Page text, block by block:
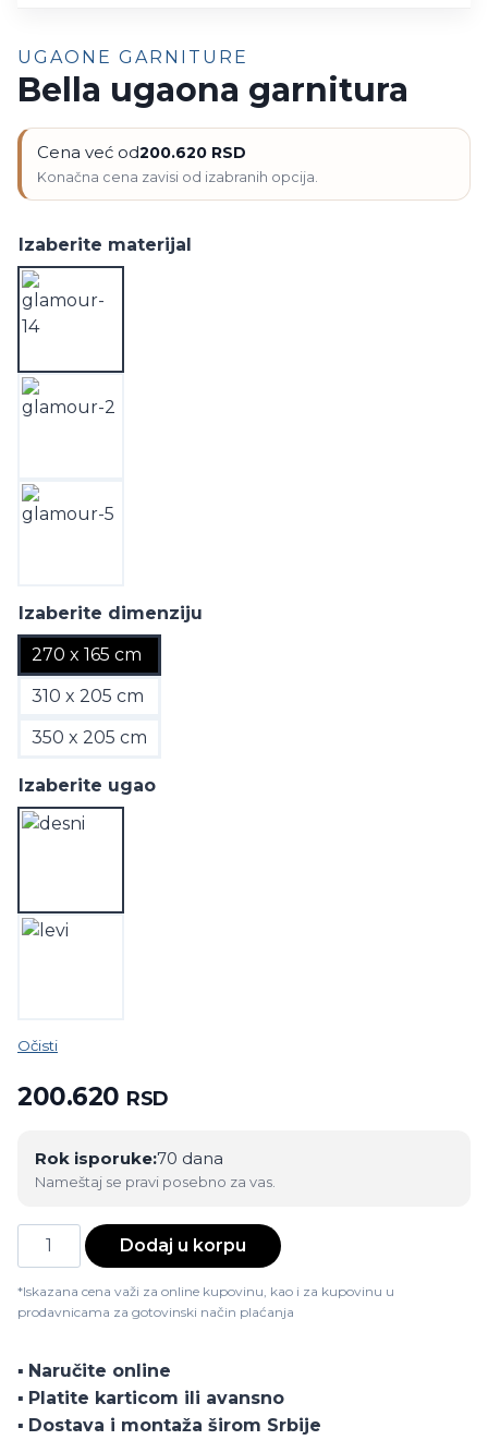
UGAONE GARNITURE
Bella ugaona garnitura
Cena već od200.620 RSD
Izaberite materijal
Izaberite dimenziju
270 x 165 cm
310 x 205 cm
350 x 205 cm
Izaberite ugao
Očisti
200.620 RSD
Rok isporuke:70 dana
Nameštaj se pravi posebno za vas.
Bella
ugaona
garnitura
količina
Dodaj u korpu
*Iskazana cena važi za online kupovinu, kao i za kupovinu u
prodavnicama za gotovinski način plaćanja
▪️ Naručite online
▪️ Platite karticom ili avansno
▪️ Dostava i montaža širom Srbije